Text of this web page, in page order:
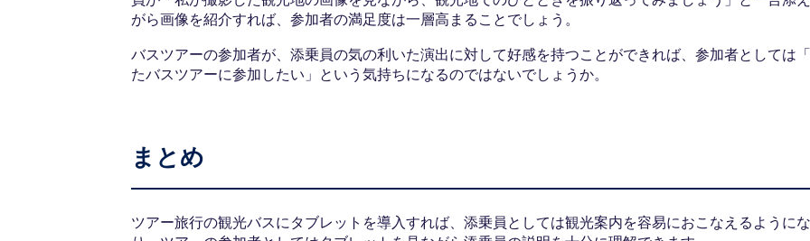
がら画像を紹介すれば、参加者の満足度は一層高まることでしょう。
バスツアーの参加者が、添乗員の気の利いた演出に対して好感を持つことができれば、参加者としては
たバスツアーに参加したい」という気持ちになるのではないでしょうか。
まとめ
ツアー旅行の観光バスにタブレットを導入すれば、添乗員としては観光案内を容易におこなえるようにな